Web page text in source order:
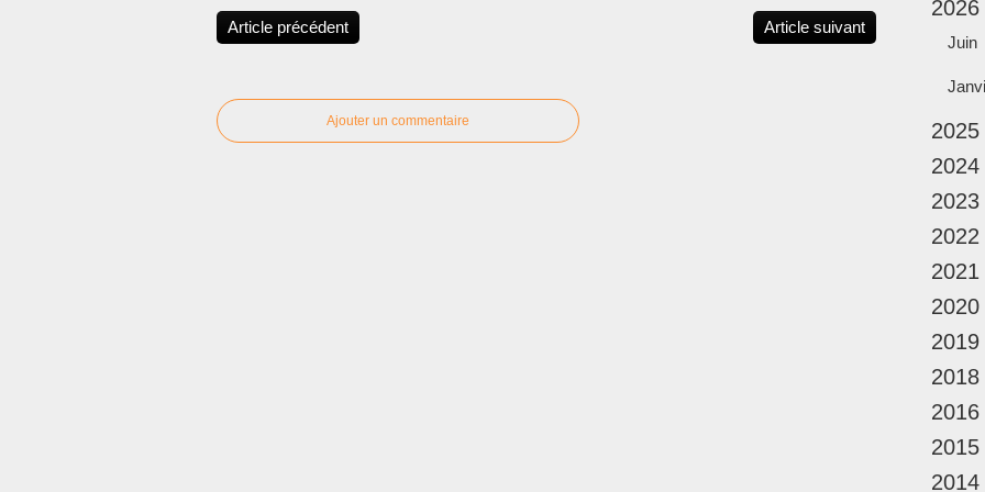
Article précédent Article suivant
Ajouter un commentaire
2026
Juin
2025
2024
2023
2022
2021
2020
2019
2018
2016
2015
2014